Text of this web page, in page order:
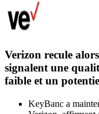
Verizon recule
signalent une
faible et un
KeyBanc a